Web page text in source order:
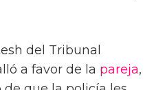
del Tribunal
a favor de la pareja,